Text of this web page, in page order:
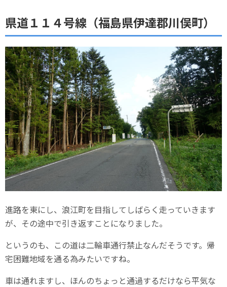
県道１１４号線（福島県伊達郡川俣町）
進路を東にし、浪江町を目指してしばらく走っていきます
が、その途中で引き返すことになりました。
というのも、この道は二輪車通行禁止なんだそうです。帰
宅困難地域を通る為みたいですね。
車は通れますし、ほんのちょっと通過するだけなら平気な